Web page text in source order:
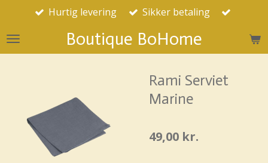
Spring
hovedindhold Boutique BoHome
Hurtig levering Sikker betaling
Rami Serviet
Marine
49,00 kr.